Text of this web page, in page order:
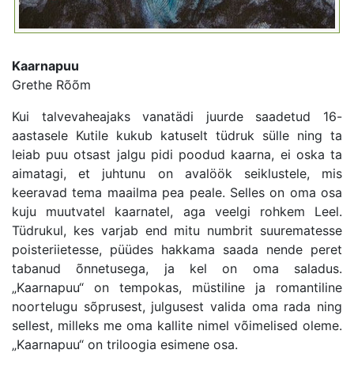
Kaarnapuu
Grethe Rõõm
Kui talvevaheajaks vanatädi juurde saadetud 16-
aastasele Kutile kukub katuselt tüdruk sülle ning ta
leiab puu otsast jalgu pidi poodud kaarna, ei oska ta
aimatagi, et juhtunu on avalöök seiklustele, mis
keeravad tema maailma pea peale. Selles on oma osa
kuju muutvatel kaarnatel, aga veelgi rohkem Leel.
Tüdrukul, kes varjab end mitu numbrit suurematesse
poisteriietesse, püüdes hakkama saada nende peret
tabanud õnnetusega, ja kel on oma saladus.
„Kaarnapuu“ on tempokas, müstiline ja romantiline
noortelugu sõprusest, julgusest valida oma rada ning
sellest, milleks me oma kallite nimel võimelised oleme.
„Kaarnapuu“ on triloogia esimene osa.